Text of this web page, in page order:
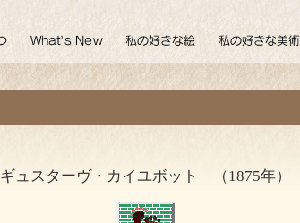
ギュスターヴ・カイユボット （1875年）